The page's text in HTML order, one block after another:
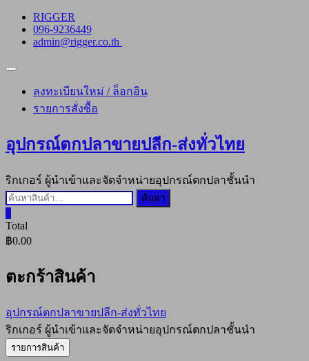
Skip
content
RIGGER
096-9236449
admin@rigger.co.th
Topbar
ลงทะเบียนใหม่ / ล็อกอิน
รายการสั่งซื้อ
อุปกรณ์ตกปลาขายปลีก-ส่งทั่วไทย
ริกเกอร์ ผู้นำเข้าและจัดจำหน่ายอุปกรณ์ตกปลาชั้นนำ
ค้นหา:
ค้นหา
Total
฿0.00
ตะกร้าสินค้า
อุปกรณ์ตกปลาขายปลีก-ส่งทั่วไทย
ริกเกอร์ ผู้นำเข้าและจัดจำหน่ายอุปกรณ์ตกปลาชั้นนำ
รายการสินค้า